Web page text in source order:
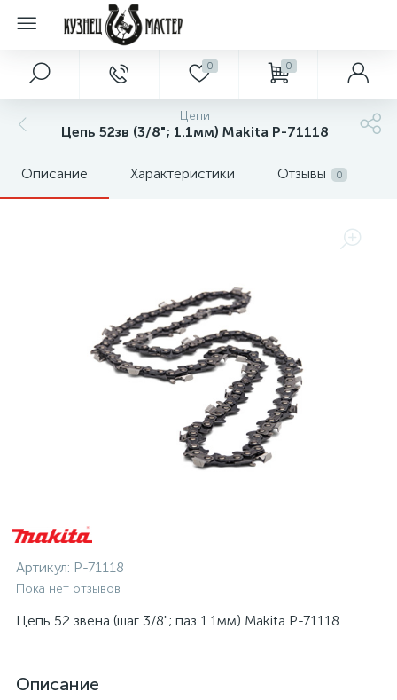
0 0
Цепи
Цепь 52зв (3/8"; 1.1мм) Makita P-71118
Описание Характеристики Отзывы 0
Артикул: P-71118
Пока нет отзывов
Цепь 52 звена (шаг 3/8"; паз 1.1мм) Makita P-71118
Описание